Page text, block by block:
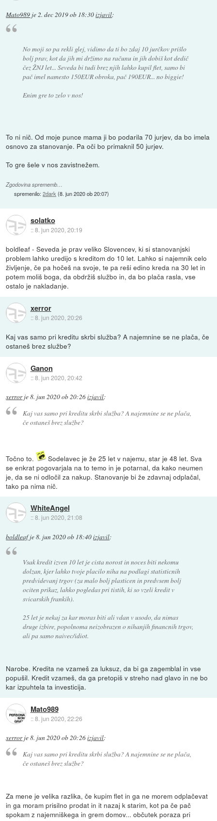
Mato989 je2. dec 2019 ob 18:30izjavil:
No moji so pa rekli glej, vidimo da ti bo zdaj 10 jurčkov prišlo
bolj prav, kot da jih mi držimo na računu in jih dobiš kot dedič
čez ŽNJ let... Seveda bi tudi brez njih lahko kupil flet, samo bi
pač imel namesto 150EUR obroka, pač 190EUR... no biggie!
Enim gre to zelo v nos!
To ni nič. Od moje punce mama ji bo podarila 70 jurjev, da bo imela
osnovo za stanovanje. Pa oči bo primaknil 50 jurjev.
To gre šele v nos zavistnežem.
Zgodovina sprememb…
spremenilo:2dark(8. jun 2020 ob 20:07)
solatko
::8. jun 2020, 20:19
boldleaf - Seveda je prav veliko Slovencev, ki si stanovanjski
problem lahko uredijo s kreditom do 10 let. Lahko si najemnik celo
življenje, če pa hočeš na svoje, te pa reši edino kreda na 30 let in
potem moliš boga, da obdržiš službo in, da bo plača rasla, vse
ostalo je nakladanje.
xerror
::8. jun 2020, 20:26
Kaj vas samo pri kreditu skrbi služba? A najemnine se ne plača, če
ostaneš brez službe?
Ganon
::8. jun 2020, 20:42
xerrorje8. jun 2020 ob 20:26izjavil:
Kaj vas samo pri kreditu skrbi služba? A najemnine se ne plača,
če ostaneš brez službe?
Točno to.
Sodelavec je že 25 let v najemu, star je 48 let. Sva
se enkrat pogovarjala na to temo in je potarnal, da kako neumen
je, da se ni odločil za nakup. Stanovanje bi že zdavnaj odplačal,
tako pa nima nič.
WhiteAngel
::8. jun 2020, 21:08
boldleafje8. jun 2020 ob 18:40izjavil:
Vsak kredit izven 10 let je cista norost in noces biti nekomu
dolzan, kjer lahko tvoje placilo niha na podlagi statisticnih
predvidevanj trgov (za malo bolj plasticen in predvsem bolj
ociten prikaz, lahko pogledas pri tistih, ki so vzeli kredit v
svicarskih frankih).
25 let je nekaj za kar moras biti ali vdan v usodo, da nimas
druge izbire, popolnoma neizobrazen o nihanjih financnih trgov,
ali pa samo naivec/idiot.
Narobe. Kredita ne vzameš za luksuz, da bi ga zagemblal in vse
popušil. Kredit vzameš, da ga pretopiš v streho nad glavo in ne bo
kar izpuhtela ta investicija.
Mato989
::8. jun 2020, 22:26
xerrorje8. jun 2020 ob 20:26izjavil:
Kaj vas samo pri kreditu skrbi služba? A najemnine se ne plača,
če ostaneš brez službe?
Za mene je velika razlika, če kupim flet in ga ne morem odplačevat
in ga moram prisilno prodat in it nazaj k starim, kot pa če pač
spokam z najemniškega in grem domov... občutek poraza pri